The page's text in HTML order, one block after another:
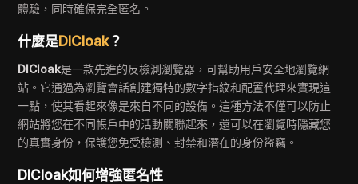
體驗，同時確保完全匿名。
什麼是DICloak？
DICloak是一款先進的反檢測瀏覽器，可幫助用戶安全地瀏覽網
站。它通過為瀏覽會話創建獨特的數字指紋和配置代理來實現這
一點，使其看起來像是來自不同的設備。這種方法不僅可以防止
網站將您在不同帳戶中的活動關聯起來，還可以在瀏覽時隱藏您
的真實身份，保護您免受檢測、封禁和潛在的身份盜竊。
DICloak如何增強匿名性